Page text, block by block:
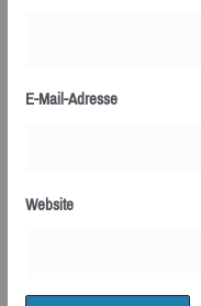
E-Mail-Adresse
Website